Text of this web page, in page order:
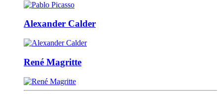
Alexander Calder
René Magritte